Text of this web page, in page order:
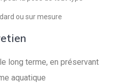
ou sur mesure
long terme, en préservant
aquatique